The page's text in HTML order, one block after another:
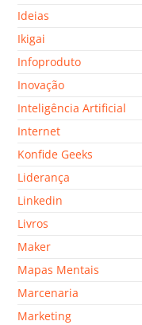
Ideias
Ikigai
Infoproduto
Inovação
Inteligência Artificial
Internet
Konfide Geeks
Liderança
Linkedin
Livros
Maker
Mapas Mentais
Marcenaria
Marketing